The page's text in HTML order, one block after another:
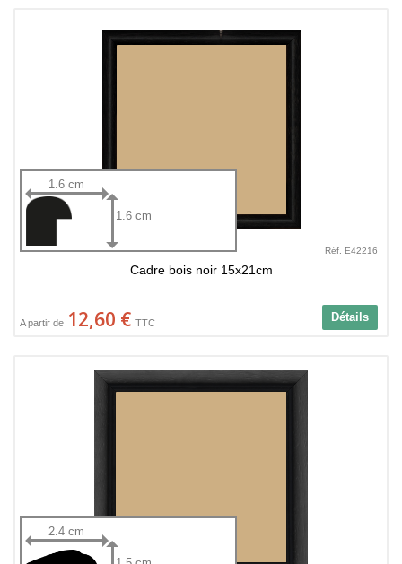
1.6 cm
1.6 cm
Réf. E42216
Cadre bois noir 15x21cm
Détails
A partir de 12,60 € TTC
2.4 cm